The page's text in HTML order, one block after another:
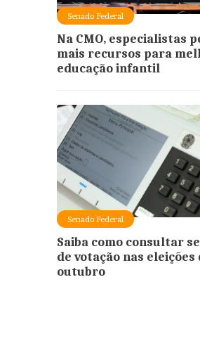
Senado Federal
Na CMO, especialistas
mais recursos para
educação infantil
Senado Federal
Saiba como consultar
de votação nas eleições
outubro